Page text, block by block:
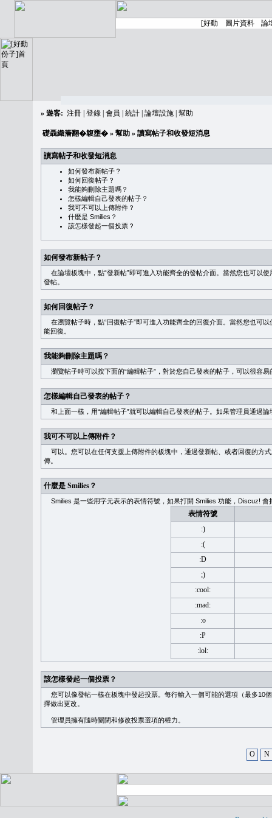
» 遊客: 注冊 登錄 會員 統計 論壇設施 幫助
礎聶織簷翻�䪖壅� » 幫助 » 讀寫帖子和收發短消息
讀寫帖子和收發短消息
如何發布新帖子？
如何回復帖子？
我能夠刪除主題嗎？
怎樣編輯自己發表的帖子？
我可不可以上傳附件？
什麼是 Smilies？
該怎樣發起一個投票？
如何發布新帖子？
在論壇板塊中，點“發新帖”即可進入功能齊全的發帖介面。當然您也可以
發帖。
如何回復帖子？
在瀏覽帖子時，點“回復帖子”即可進入功能齊全的回復介面。當然您也可
能回復。
我能夠刪除主題嗎？
瀏覽帖子時可以按下面的“編輯帖子”，對於您自己發表的帖子，可以很容
怎樣編輯自己發表的帖子？
和上面一樣，用“編輯帖子”就可以編輯自己發表的帖子。如果管理員通過
我可不可以上傳附件？
可以。您可以在任何支援上傳附件的板塊中，通過發新帖、或者回復的方
傳。
什麼是 Smilies？
Smilies 是一些用字元表示的表情符號，如果打開 Smilies 功能，Discuz!
表情符號
:)
:(
:D
;)
:cool:
:mad:
:o
:P
:lol:
該怎樣發起一個投票？
您可以像發帖一樣在板塊中發起投票。每行輸入一個可能的選項（最多10
擇做出更改。
管理員擁有隨時關閉和修改投票選項的權力。
O N